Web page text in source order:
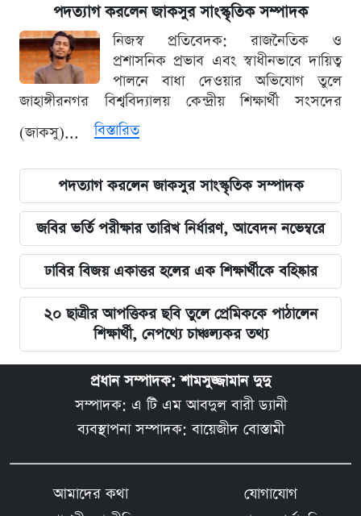
পদত্যাগ করলেন জাকসুর সাংস্কৃতিক সম্পাদক
নিজস্ব প্রতিবেদক: রাজনৈতিক ও
প্রশাসনিক প্রভাব এবং স্বাধীনভাবে দায়িত্ব
পালনে বাধা দেওয়ার অভিযোগ তুলে
জাহাঙ্গীরনগর বিশ্ববিদ্যালয় কেন্দ্রীয় শিক্ষার্থী সংসদের
(জাকসু)...
বিস্তারিত
পদত্যাগ করলেন জাকসুর সাংস্কৃতিক সম্পাদক
জবির ভর্তি পরীক্ষার তারিখ নির্ধারণ, আবেদন নভেম্বরে
ঢাবির বিজয় একাত্তর হলের এক শিক্ষার্থীকে বহিষ্কার
২০ ছাত্রীর আপত্তিকর ছবি তুলে প্রেমিককে পাঠালেন
শিক্ষার্থী, নেপথ্যে চাঞ্চল্যকর তথ্য
প্রধান সম্পাদক: শামসুজ্জামান দুদু
সম্পাদক: এ টি এম আবদুল বারী ড্যানী
ব্যবস্থাপনা সম্পাদক: বায়েজীদ বোস্তামী
আমাদের কথা
যোগাযোগ